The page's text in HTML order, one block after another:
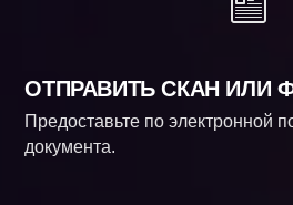
ОТПРАВИТЬ СКАН ИЛИ
Предоставьте по электронной
документа.